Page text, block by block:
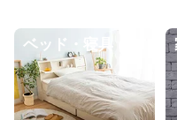
ベッド・寝具